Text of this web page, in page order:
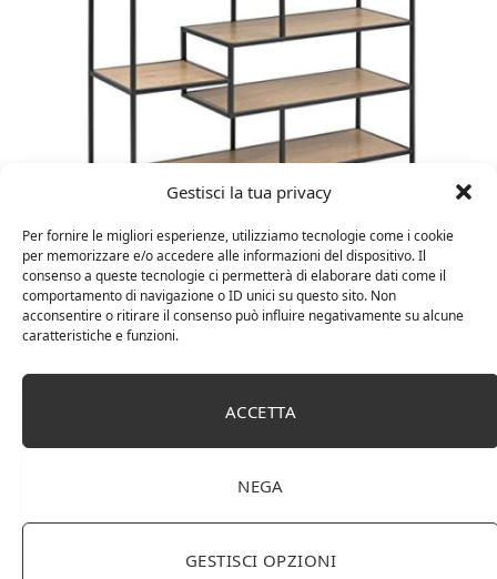
Gestisci la tua privacy
Per fornire le migliori esperienze, utilizziamo tecnologie come i cookie
per memorizzare e/o accedere alle informazioni del dispositivo. Il
consenso a queste tecnologie ci permetterà di elaborare dati come il
comportamento di navigazione o ID unici su questo sito. Non
acconsentire o ritirare il consenso può influire negativamente su alcune
caratteristiche e funzioni.
ACCETTA
NEGA
GESTISCI OPZIONI
Amazon Basics Martin – Libreria, 35 x 114 x 78 cm
(Lu x La x A), effetto quercia(In precedenza
marchio Movian)